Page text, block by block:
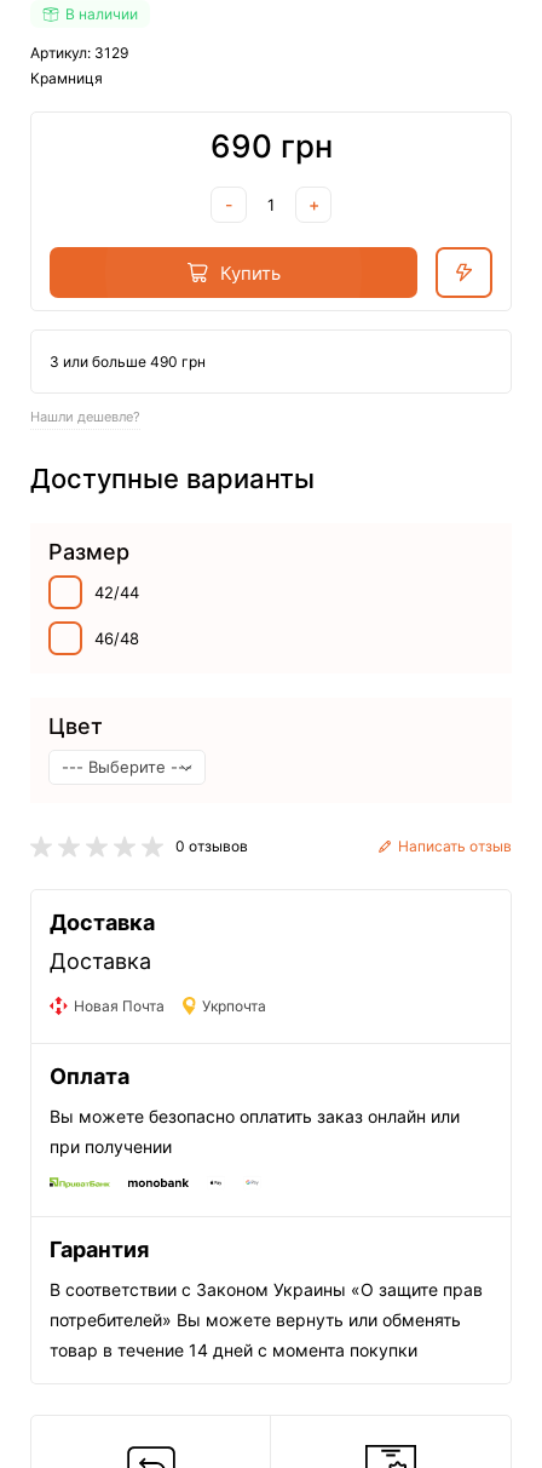
В наличии
Артикул: 3129
Крамниця
690 грн
- +
Купить
3 или больше 490 грн
Нашли дешевле?
Доступные варианты
Размер
42/44
46/48
Цвет
0 отзывов Написать отзыв
Доставка
Доставка
Новая Почта Укрпочта
Оплата
Вы можете безопасно оплатить заказ онлайн или
при получении
Гарантия
В соответствии с Законом Украины «О защите прав
потребителей» Вы можете вернуть или обменять
товар в течение 14 дней с момента покупки